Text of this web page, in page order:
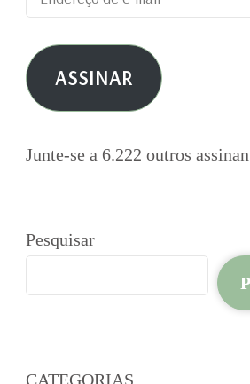
de
e-
mail ASSINAR
Junte-se a 6.222 outros
Pesquisar
CATEGORIAS